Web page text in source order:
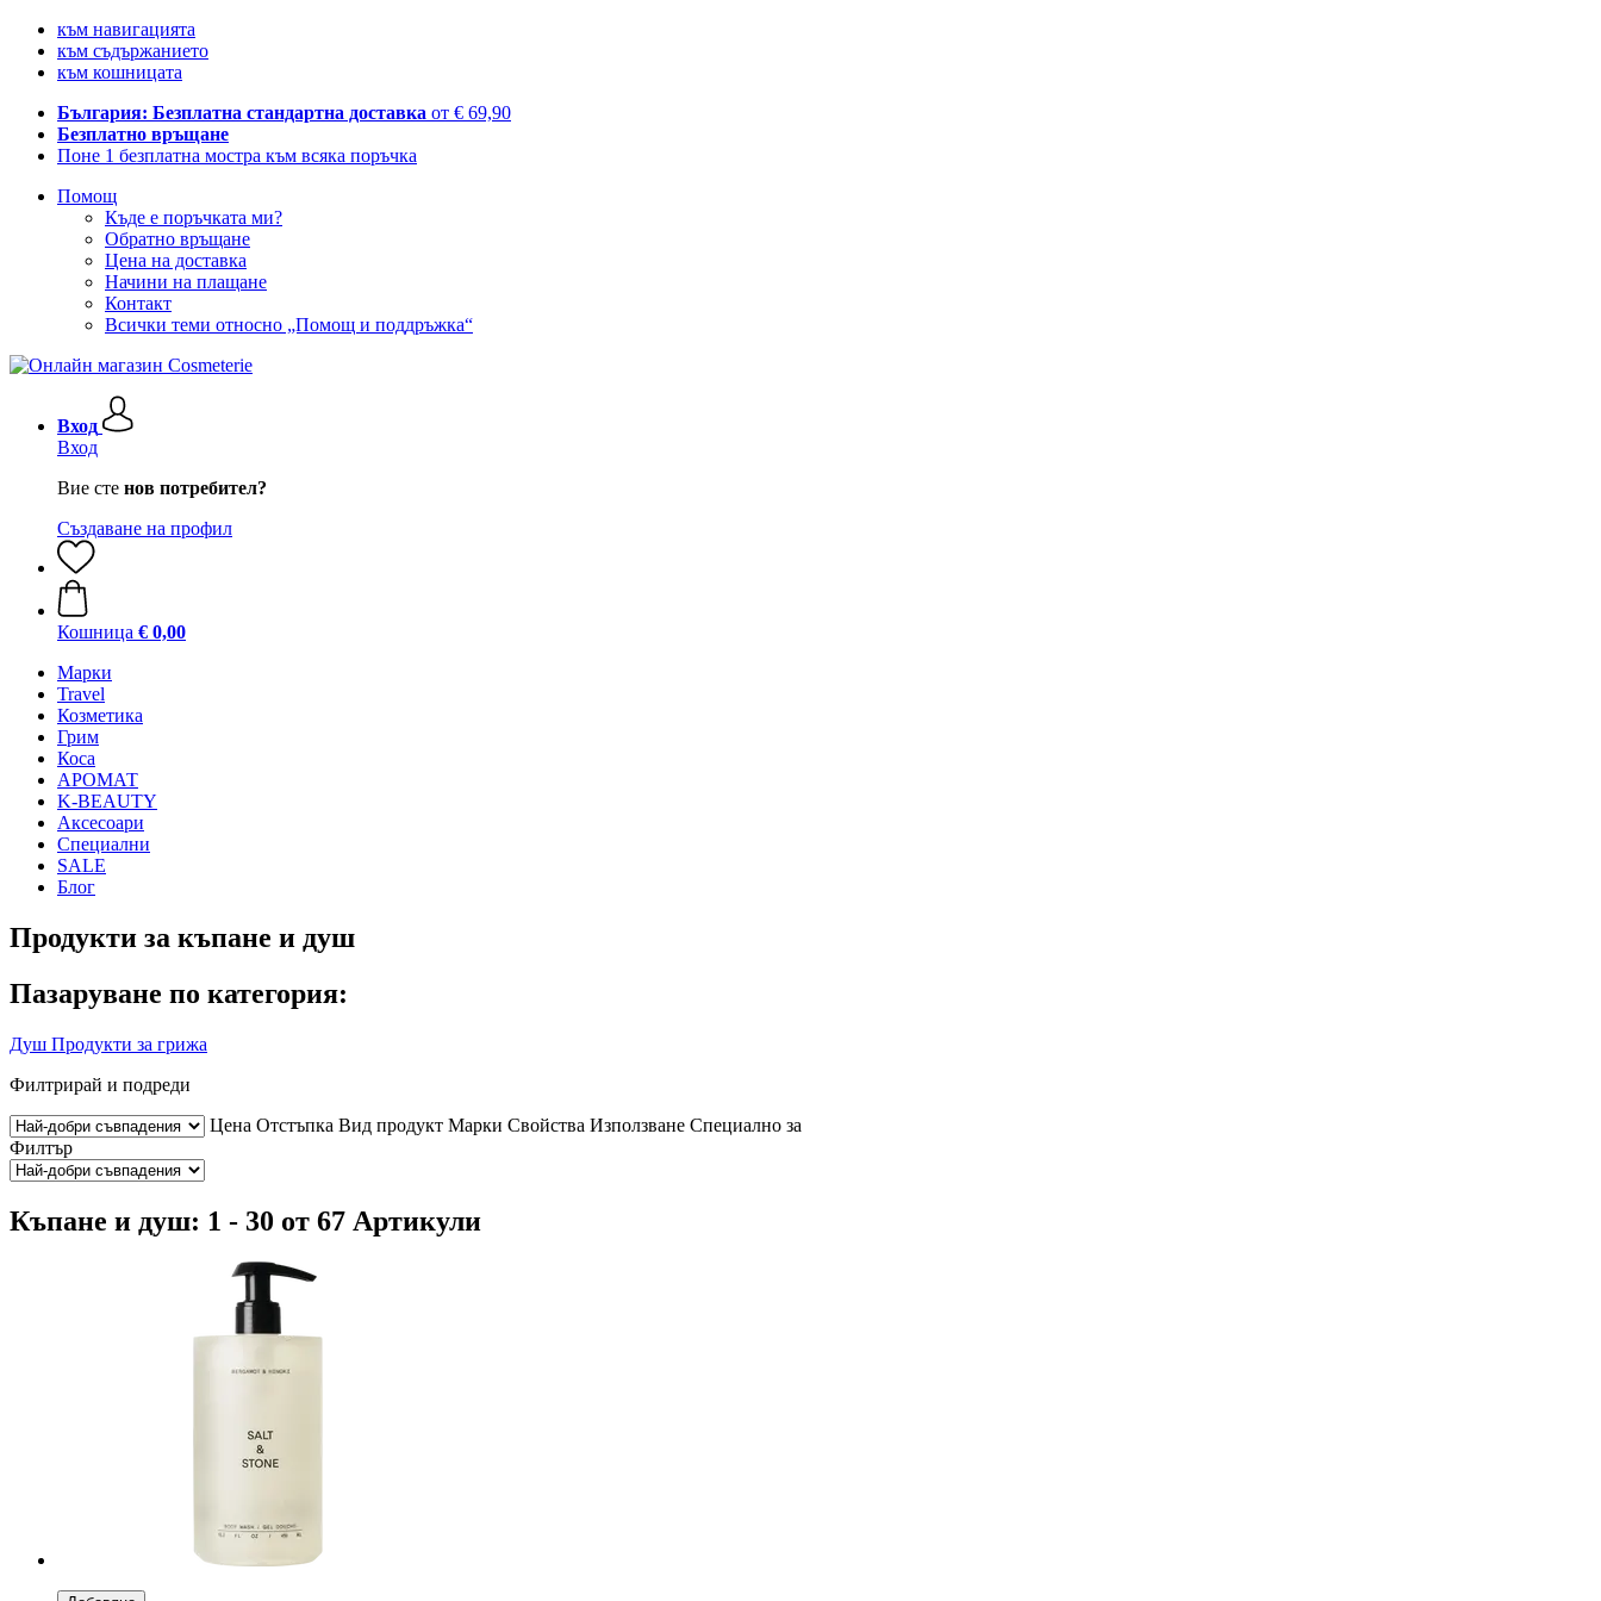
към навигацията
към съдържанието
към кошницата
България: Безплатна стандартна доставка от € 69,90
Безплатно връщане
Поне 1 безплатна мостра към всяка поръчка
Помощ
Къде е поръчката ми?
Обратно връщане
Цена на доставка
Начини на плащане
Контакт
Всички теми относно „Помощ и поддръжка“
Вход
Вход
Вие сте нов потребител?
Създаване на профил
Кошница € 0,00
Mарки
Travel
Козметика
Грим
Коса
АРОМАТ
K-BEAUTY
Аксесоари
Специални
SALE
Блог
Продукти за къпане и душ
Пазаруване по категория:
Душ Продукти за грижа
Филтрирай и подреди
Цена Отстъпка Вид продукт Марки Свойства Използване Специално за
Филтър
Къпане и душ: 1 - 30 от 67 Артикули